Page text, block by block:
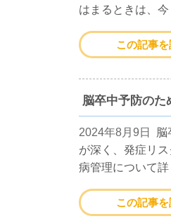
はまるときは、
この記事
脳卒中予防のた
2024年8月9日
が深く、発症リ
病管理について
この記事